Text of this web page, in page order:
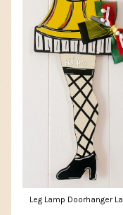
Leg Lamp Doorhanger